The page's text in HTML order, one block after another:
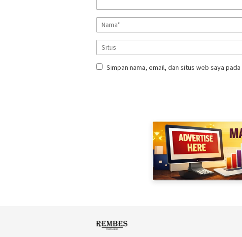
Simpan nama, email, dan situs web saya